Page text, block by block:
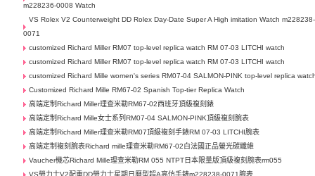
m228236-0008 Watch
VS Rolex V2 Counterweight DD Rolex Day-Date Super A High imitation Watch m228238-
0071
customized Richard Miller RM07 top-level replica watch RM 07-03 LITCHI watch
customized Richard Miller RM07 top-level replica watch RM 07-03 LITCHI watch
customized Richard Mille women's series RM07-04 SALMON-PINK top-level replica
Customized Richard Mille RM67-02 Spanish Top-tier Replica Watch
高端定制Richard Miller理查米勒RM67-02西班牙頂級複刻錶
高端定制Richard Mille女士系列RM07-04 SALMON-PINK頂級複刻腕表
高端定制Richard Miller理查米勒RM07頂級複刻手錶RM 07-03 LITCHI腕表
高端定制複刻腕表Richard mille理查米勒RM67-02白法國正品螢光碳纖維
Vaucher機芯Richard Mille理查米勒RM 055 NTPT日本限量版頂級複刻腕表rm055
VS勞力士V2配重DD勞力士星期日曆型超A高仿手錶m228238-0071腕表